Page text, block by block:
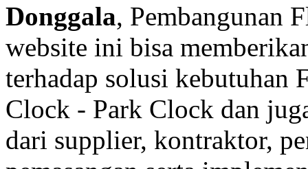
Donggala, Pembangunan
website ini bisa
terhadap solusi kebutuhan
Clock - Park Clock dan
dari supplier, kontraktor,